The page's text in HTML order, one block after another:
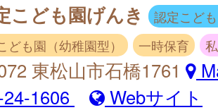
こども園げんき
認定こど
ども園（幼稚園型）
一時保育
東松山市石橋1761
1606
Webサイト